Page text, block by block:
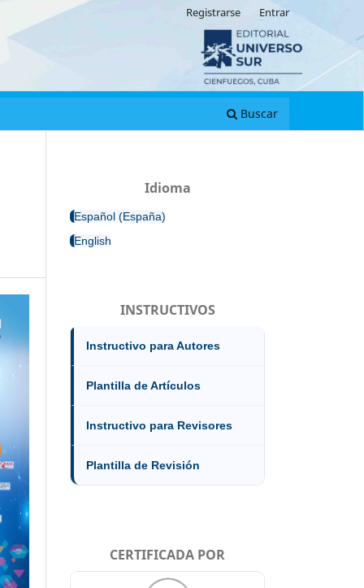
Buscar
Registrarse Entrar
Idioma
Español (España)
English
INSTRUCTIVOS
Instructivo para Autores
Plantilla de Artículos
Instructivo para Revisores
Plantilla de Revisión
CERTIFICADA POR